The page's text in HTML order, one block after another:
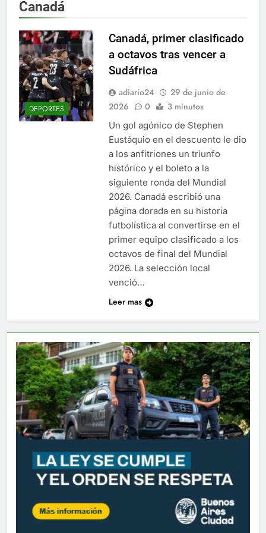
Canadá
DEPORTES
Canadá, primer clasificado
a octavos tras vencer a
Sudáfrica
adiario24
29 de junio de
2026
0 3 minutos
Un gol agónico de Stephen
Eustáquio en el descuento le dio
a los anfitriones un triunfo
histórico y el boleto a la
siguiente ronda del Mundial
2026. Canadá escribió una
página dorada en su historia
futbolística al convertirse en el
primer equipo clasificado a los
octavos de final del Mundial
2026. La selección local
venció…
Leer mas